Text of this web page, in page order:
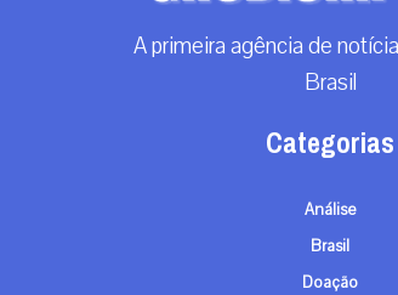
A primeira agência de
Brasil
Categorias
Análise
Brasil
Doação